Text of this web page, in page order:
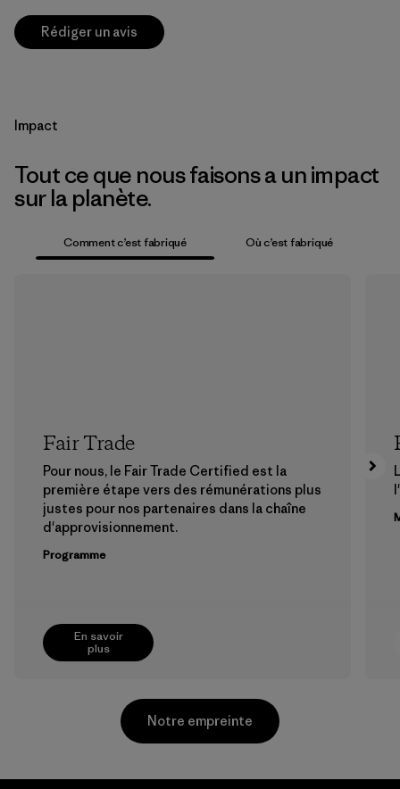
Rédiger un avis
Impact
Tout ce que nous faisons a un impact
sur la planète.
Comment c’est fabriqué Où c’est fabriqué
En savoir
plus
Fair Trade
Pour nous, le Fair Trade Certified est la
première étape vers des rémunérations plus
justes pour nos partenaires dans la chaîne
d'approvisionnement.
Programme
Notre empreinte